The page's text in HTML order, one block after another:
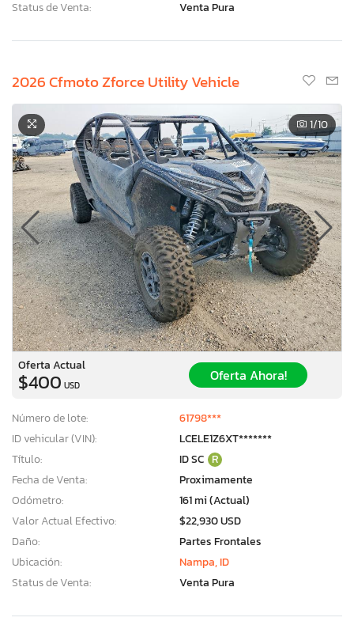
Status de Venta:
Venta Pura
2026 Cfmoto Zforce Utility Vehicle
1/10
Oferta Actual
$400 USD
Oferta Ahora!
Número de lote:
61798***
ID vehicular (VIN):
LCELE1Z6XT*******
Título:
ID SC R
Fecha de Venta:
Proximamente
Odómetro:
161 mi (Actual)
Valor Actual Efectivo:
$22,930 USD
Daño:
Partes Frontales
Ubicación:
Nampa, ID
Status de Venta:
Venta Pura